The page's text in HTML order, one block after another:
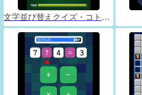
文字並び替えクイズ・コトバックス